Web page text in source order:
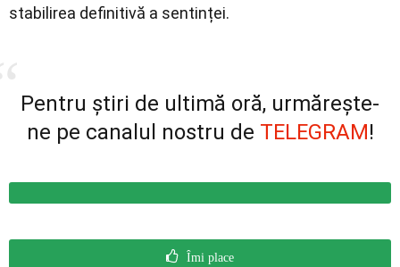
stabilirea definitivă a sentinței.
Pentru știri de ultimă oră, urmărește-
ne pe canalul nostru de TELEGRAM!
Îmi place